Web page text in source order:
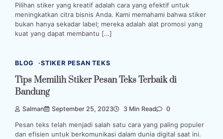
Pilihan stiker yang kreatif adalah cara yang efektif untuk
meningkatkan citra bisnis Anda. Kami memahami bahwa stiker
bukan hanya sekadar label; mereka adalah alat promosi yang
kuat yang dapat membantu […]
BLOG STIKER PESAN TEKS
Tips Memilih Stiker Pesan Teks Terbaik di
Bandung
Salman September 25, 2023 3 Min Read 0
Pesan teks telah menjadi salah satu cara yang paling populer
dan efisien untuk berkomunikasi dalam dunia digital saat ini.